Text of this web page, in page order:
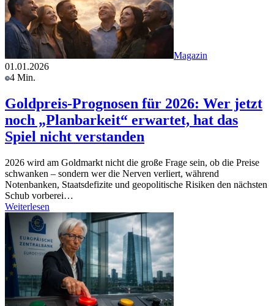
Magazin
01.01.2026
4 Min.
Goldpreis-Prognosen für 2026: Wer jetzt
noch „Planbarkeit“ erwartet, hat das
Spiel nicht verstanden
2026 wird am Goldmarkt nicht die große Frage sein, ob die Preise
schwanken – sondern wer die Nerven verliert, während
Notenbanken, Staatsdefizite und geopolitische Risiken den nächsten
Schub vorberei…
Weiterlesen